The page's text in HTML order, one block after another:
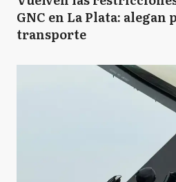
GNC en La Plata: alegan
transporte